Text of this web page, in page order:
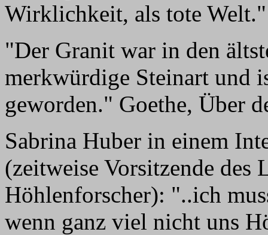
Wirklichkeit, als tote
"Der Granit war in den
merkwürdige Steinart und
geworden." Goethe, Über
Sabrina Huber in einem
(zeitweise Vorsitzende des
Höhlenforscher): "..ich
wenn ganz viel nicht uns